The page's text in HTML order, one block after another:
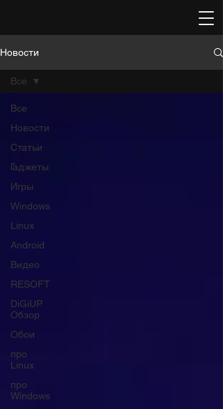
Новости
Все
Новости
Статьи
Гаджеты
Игры
Windows
Linux
Android
Видео
RESOFT
DiGiUP
Обзор
Обои
про
Linux
про
Windows
Все